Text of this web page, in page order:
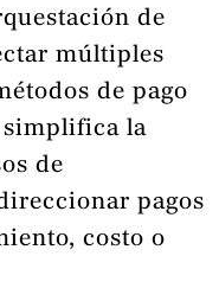
de
múltiples
de pago
simplifica la
de
pagos
costo o